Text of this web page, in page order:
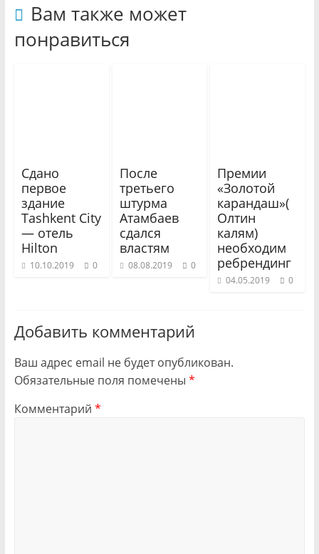
Вам также может
понравиться
Сдано
первое
здание
Tashkent City
— отель
Hilton
10.10.2019 0
После
третьего
штурма
Атамбаев
сдался
властям
08.08.2019 0
Премии
«Золотой
карандаш»(
Олтин
калям)
необходим
ребрендинг
04.05.2019 0
Добавить комментарий
Ваш адрес email не будет опубликован.
Обязательные поля помечены *
Комментарий *